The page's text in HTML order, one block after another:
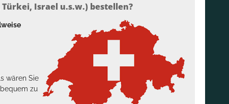
Israel u.s.w.) bestellen?
wären Sie
zu